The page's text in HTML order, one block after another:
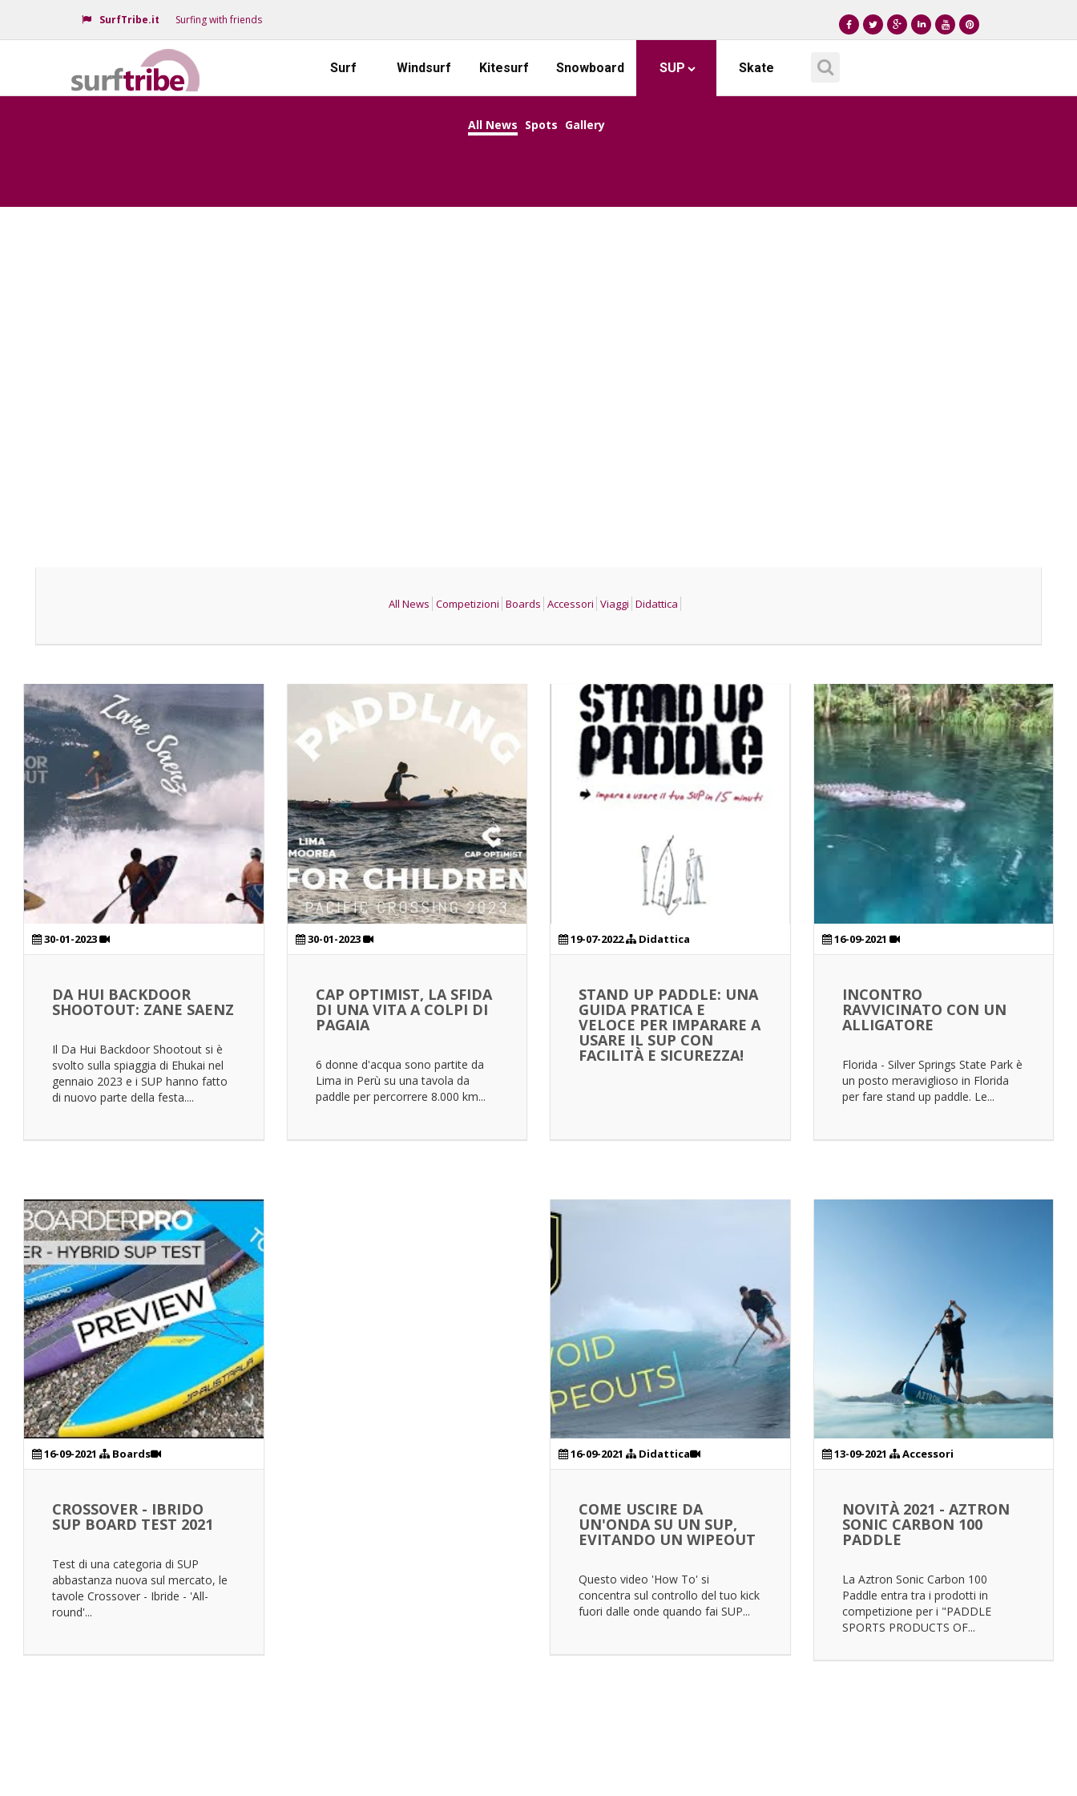
SurfTribe.it Surfing with friends
Surf Windsurf Kitesurf Snowboard SUP Skate
All News Spots Gallery
KEEP CALM AND SUP ON!
All News Competizioni Boards Accessori Viaggi Didattica
30-01-2023
DA HUI BACKDOOR
SHOOTOUT: ZANE SAENZ
Il Da Hui Backdoor Shootout si è
svolto sulla spiaggia di Ehukai nel
gennaio 2023 e i SUP hanno fatto
di nuovo parte della festa....
30-01-2023
CAP OPTIMIST, LA SFIDA
DI UNA VITA A COLPI DI
PAGAIA
6 donne d'acqua sono partite da
Lima in Perù su una tavola da
paddle per percorrere 8.000 km...
19-07-2022 Didattica
STAND UP PADDLE: UNA
GUIDA PRATICA E
VELOCE PER IMPARARE A
USARE IL SUP CON
FACILITÀ E SICUREZZA!
16-09-2021
INCONTRO
RAVVICINATO CON UN
ALLIGATORE
Florida - Silver Springs State Park è
un posto meraviglioso in Florida
per fare stand up paddle. Le...
16-09-2021 Boards
CROSSOVER - IBRIDO
SUP BOARD TEST 2021
Test di una categoria di SUP
abbastanza nuova sul mercato, le
tavole Crossover - Ibride - 'All-
round'...
16-09-2021 Didattica
COME USCIRE DA
UN'ONDA SU UN SUP,
EVITANDO UN WIPEOUT
Questo video 'How To' si
concentra sul controllo del tuo kick
fuori dalle onde quando fai SUP...
13-09-2021 Accessori
NOVITÀ 2021 - AZTRON
SONIC CARBON 100
PADDLE
La Aztron Sonic Carbon 100
Paddle entra tra i prodotti in
competizione per i "PADDLE
SPORTS PRODUCTS OF...